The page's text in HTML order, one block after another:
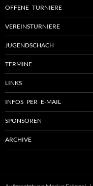
OFFENE TURNIERE
VEREINSTURNIERE
JUGENDSCHACH
TERMINE
LINKS
INFOS PER E-MAIL
SPONSOREN
ARCHIVE